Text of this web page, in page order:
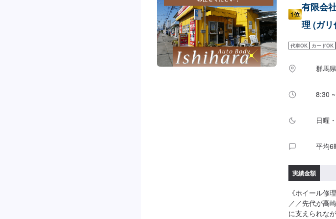
1位
有限会
理 (ガ
代車OK カードOK
群馬
8:30
日曜
平均6
実績金額
《ホイール修
／／先代が高
に支えられな